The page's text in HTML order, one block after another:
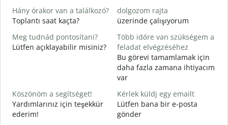
Hány órakor van a találkozó?
Toplantı saat kaçta?
dolgozom rajta
üzerinde çalışıyorum
Meg tudnád pontosítani?
Lütfen açıklayabilir misiniz?
Több időre van szükségem a
feladat elvégzéséhez
Bu görevi tamamlamak için
daha fazla zamana ihtiyacım
var
Köszönöm a segítséget!
Yardımlarınız için teşekkür
ederim!
Kérlek küldj egy emailt
Lütfen bana bir e-posta
gönder